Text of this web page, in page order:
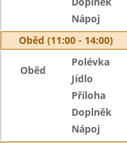
Nápoj
Oběd (11:00 - 14:00)
Oběd
Polévka
Jídlo
Příloha
Doplněk
Nápoj